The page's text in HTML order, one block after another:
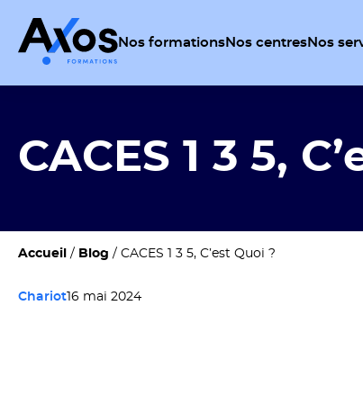
Nos formations Nos centres Nos
CACES 1 3 5,
Accueil / Blog / CACES 1 3 5, C’est Quoi ?
Chariot 16 mai 2024